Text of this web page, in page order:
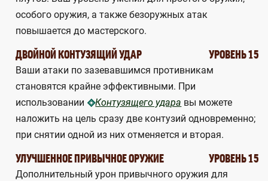
особого оружия, а также безоружных атак
повышается до мастерского.
ДВОЙНОЙ КОНТУЗЯЩИЙ УДАР УРОВЕНЬ 15
Ваши атаки по зазевавшимся противникам
становятся крайне эффективными. При
использовании
Контузящего удара вы можете
наложить на цель сразу две контузий одновременно;
при снятии одной из них отменяется и вторая.
УЛУЧШЕННОЕ ПРИВЫЧНОЕ ОРУЖИЕ УРОВЕНЬ 15
Дополнительный урон привычного оружия для